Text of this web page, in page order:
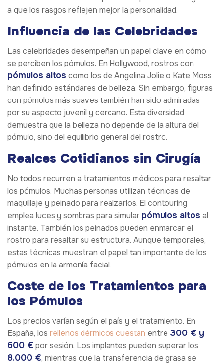
a que los rasgos reflejen mejor la personalidad.
Influencia de las Celebridades
Las celebridades desempeñan un papel clave en cómo
se perciben los pómulos. En Hollywood, rostros con
pómulos altos como los de Angelina Jolie o Kate Moss
han definido estándares de belleza. Sin embargo, figuras
con pómulos más suaves también han sido admiradas
por su aspecto juvenil y cercano. Esta diversidad
demuestra que la belleza no depende de la altura del
pómulo, sino del equilibrio general del rostro.
Realces Cotidianos sin Cirugía
No todos recurren a tratamientos médicos para resaltar
los pómulos. Muchas personas utilizan técnicas de
maquillaje y peinado para realzarlos. El contouring
emplea luces y sombras para simular pómulos altos al
instante. También los peinados pueden enmarcar el
rostro para resaltar su estructura. Aunque temporales,
estas técnicas muestran el papel tan importante de los
pómulos en la armonía facial.
Coste de los Tratamientos para
los Pómulos
Los precios varían según el país y el tratamiento. En
España, los rellenos dérmicos cuestan entre 300 € y
600 €por sesión. Los implantes pueden superar los
8.000 €, mientras que la transferencia de grasa se